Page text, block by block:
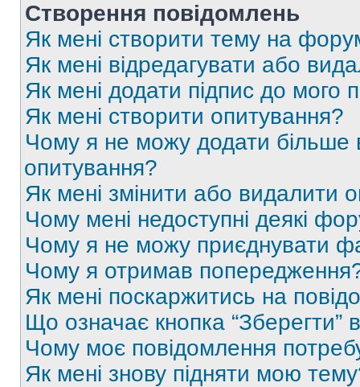
Створення повідомлень
Як мені створити тему на
Як мені відредагувати або
Як мені додати підпис до мого
Як мені створити опитування?
Чому я не можу додати більше
опитування?
Як мені змінити або видалити
Чому мені недоступні деякі
Чому я не можу приєднувати
Чому я отримав
Як мені поскаржитись на
Що означає кнопка
Чому моє повідомлення
Як мені знову підняти мою